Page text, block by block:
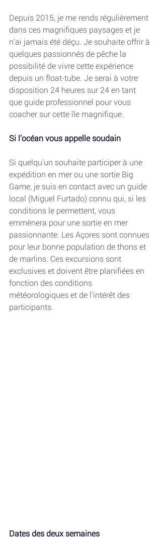
Depuis 2015, je me rends régulièrement
dans ces magnifiques paysages et je
n'ai jamais été déçu. Je souhaite offrir à
quelques passionnés de pêche la
possibilité de vivre cette expérience
depuis un float-tube. Je serai à votre
disposition 24 heures sur 24 en tant
que guide professionnel pour vous
coacher sur cette île magnifique.
Si l’océan vous appelle soudain
Si quelqu'un souhaite participer à une
expédition en mer ou une sortie Big
Game, je suis en contact avec un guide
local (Miguel Furtado) connu qui, si les
conditions le permettent, vous
emmènera pour une sortie en mer
passionnante. Les Açores sont connues
pour leur bonne population de thons et
de marlins. Ces excursions sont
exclusives et doivent être planifiées en
fonction des conditions
météorologiques et de l'intérêt des
participants.
Dates des deux semaines